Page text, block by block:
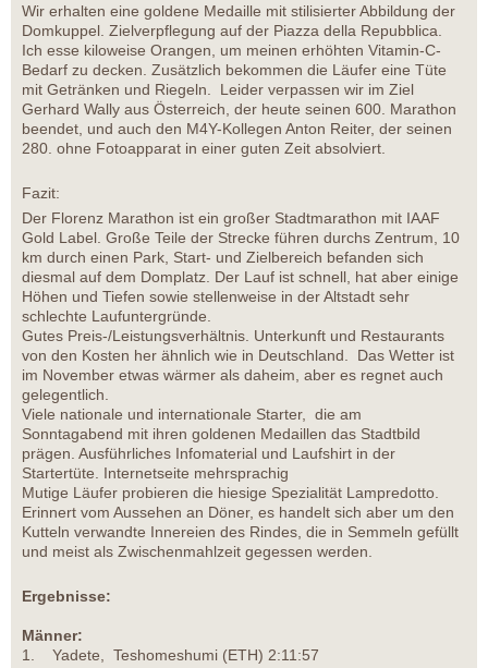
Wir erhalten eine goldene Medaille mit stilisierter Abbildung der
Domkuppel. Zielverpflegung auf der Piazza della Repubblica.
Ich esse kiloweise Orangen, um meinen erhöhten Vitamin-C-
Bedarf zu decken. Zusätzlich bekommen die Läufer eine Tüte
mit Getränken und Riegeln. Leider verpassen wir im Ziel
Gerhard Wally aus Österreich, der heute seinen 600. Marathon
beendet, und auch den M4Y-Kollegen Anton Reiter, der seinen
280. ohne Fotoapparat in einer guten Zeit absolviert.
Fazit:
Der Florenz Marathon ist ein großer Stadtmarathon mit IAAF
Gold Label. Große Teile der Strecke führen durchs Zentrum, 10
km durch einen Park, Start- und Zielbereich befanden sich
diesmal auf dem Domplatz. Der Lauf ist schnell, hat aber einige
Höhen und Tiefen sowie stellenweise in der Altstadt sehr
schlechte Laufuntergründe.
Gutes Preis-/Leistungsverhältnis. Unterkunft und Restaurants
von den Kosten her ähnlich wie in Deutschland. Das Wetter ist
im November etwas wärmer als daheim, aber es regnet auch
gelegentlich.
Viele nationale und internationale Starter, die am
Sonntagabend mit ihren goldenen Medaillen das Stadtbild
prägen. Ausführliches Infomaterial und Laufshirt in der
Startertüte. Internetseite mehrsprachig
Mutige Läufer probieren die hiesige Spezialität Lampredotto.
Erinnert vom Aussehen an Döner, es handelt sich aber um den
Kutteln verwandte Innereien des Rindes, die in Semmeln gefüllt
und meist als Zwischenmahlzeit gegessen werden.
Ergebnisse:
Männer:
1. Yadete, Teshomeshumi (ETH) 2:11:57